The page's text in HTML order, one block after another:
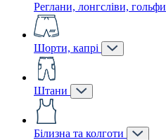
Реглани, лонгсліви, гольфи
Шорти, капрі
Штани
Білизна та колготи